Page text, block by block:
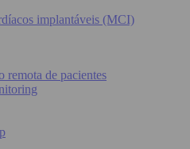
implantáveis (MCI)
remota de pacientes